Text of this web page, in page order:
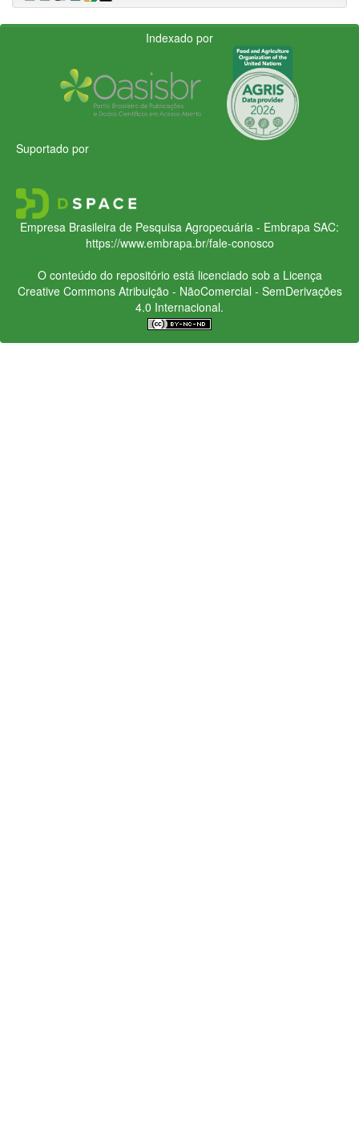
Indexado por
Suportado por
Empresa Brasileira de Pesquisa Agropecuária - Embrapa SAC:
https://www.embrapa.br/fale-conosco
O conteúdo do repositório está licenciado sob a Licença
Creative CommonsAtribuição - NãoComercial - SemDerivações
4.0 Internacional.